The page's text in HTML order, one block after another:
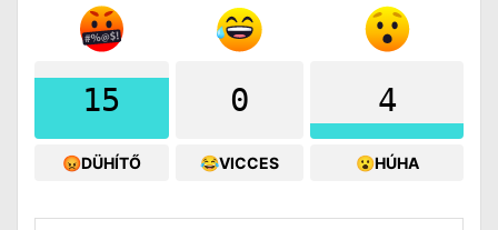
15
😡DÜHÍTŐ
0
😂VICCES
4
😮HÚHA